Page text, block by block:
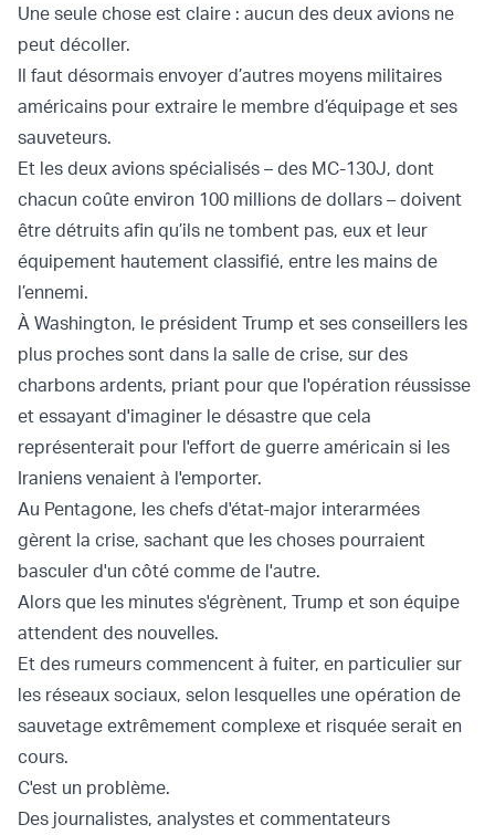
Une seule chose est claire : aucun des deux avions ne
peut décoller.
Il faut désormais envoyer d’autres moyens militaires
américains pour extraire le membre d’équipage et ses
sauveteurs.
Et les deux avions spécialisés – des MC-130J, dont
chacun coûte environ 100 millions de dollars – doivent
être détruits afin qu’ils ne tombent pas, eux et leur
équipement hautement classifié, entre les mains de
l’ennemi.
À Washington, le président Trump et ses conseillers les
plus proches sont dans la salle de crise, sur des
charbons ardents, priant pour que l'opération réussisse
et essayant d'imaginer le désastre que cela
représenterait pour l'effort de guerre américain si les
Iraniens venaient à l'emporter.
Au Pentagone, les chefs d'état-major interarmées
gèrent la crise, sachant que les choses pourraient
basculer d'un côté comme de l'autre.
Alors que les minutes s'égrènent, Trump et son équipe
attendent des nouvelles.
Et des rumeurs commencent à fuiter, en particulier sur
les réseaux sociaux, selon lesquelles une opération de
sauvetage extrêmement complexe et risquée serait en
cours.
C'est un problème.
Des journalistes, analystes et commentateurs